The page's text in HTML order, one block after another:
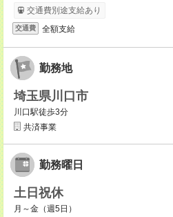
交通費別途支給あり
交通費 全額支給
勤務地
埼玉県川口市
川口駅徒歩3分
共済事業
勤務曜日
土日祝休
月～金（週5日）